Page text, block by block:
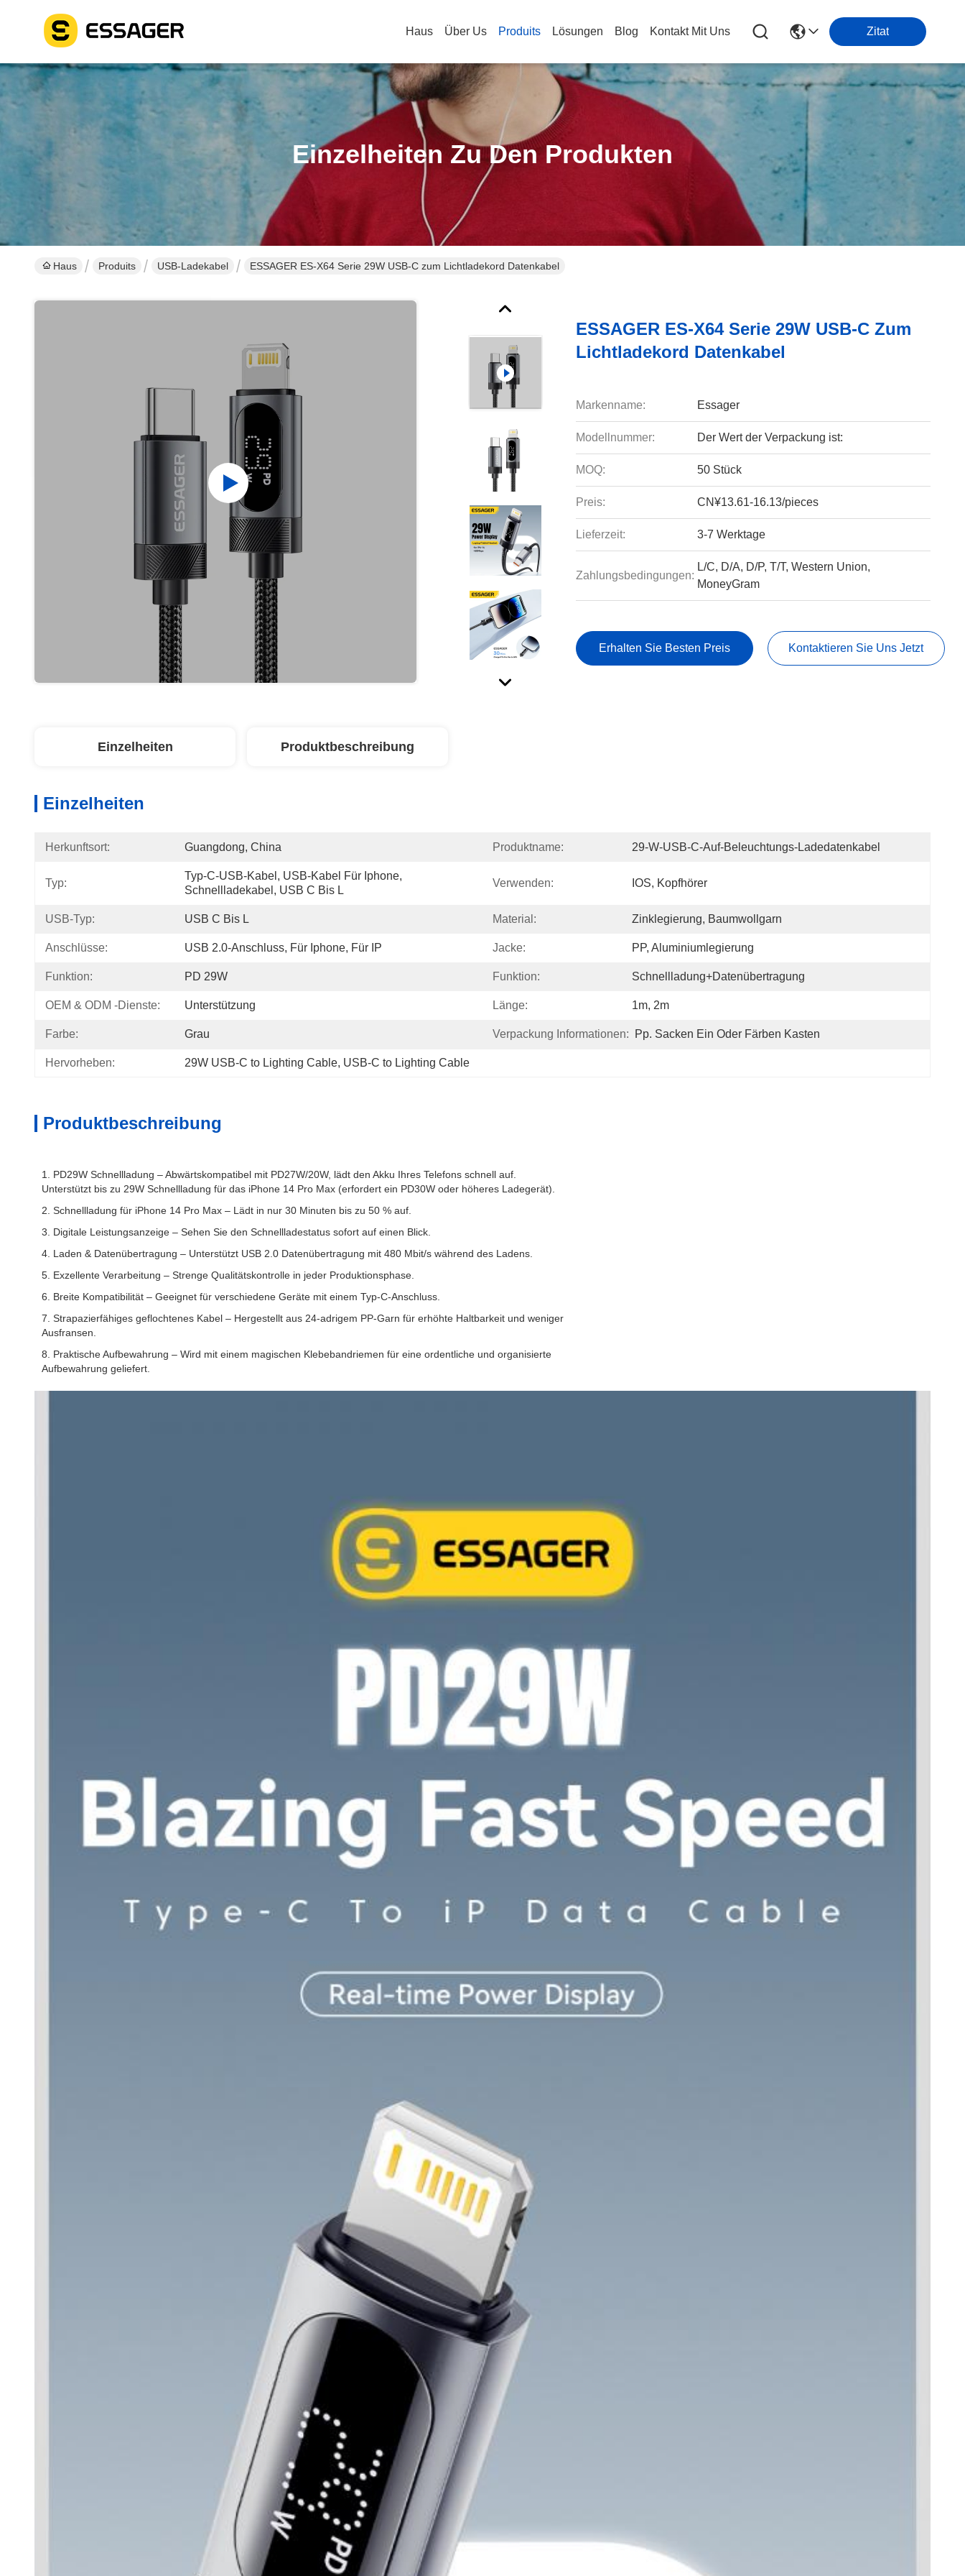
Haus Über Us Produits Lösungen Blog Kontakt Mit Uns Zitat
Einzelheiten Zu Den Produkten
Haus Produits USB-Ladekabel ESSAGER ES-X64 Serie 29W USB-C zum Lichtladekord Datenkabel
ESSAGER ES-X64 Serie 29W USB-C Zum
Lichtladekord Datenkabel
Markenname: Essager
Modellnummer: Der Wert der Verpackung ist:
MOQ: 50 Stück
Preis: CN¥13.61-16.13/pieces
Lieferzeit: 3-7 Werktage
Zahlungsbedingungen:
L/C, D/A, D/P, T/T, Western Union,
MoneyGram
Erhalten Sie Besten Preis Kontaktieren Sie Uns Jetzt
Einzelheiten Produktbeschreibung
Einzelheiten
Herkunftsort: Guangdong, China Produktname: 29-W-USB-C-Auf-Beleuchtungs-Ladedatenkabel
Typ:
Typ-C-USB-Kabel, USB-Kabel Für Iphone,
Schnellladekabel, USB C Bis L
Verwenden: IOS, Kopfhörer
USB-Typ: USB C Bis L Material: Zinklegierung, Baumwollgarn
Anschlüsse: USB 2.0-Anschluss, Für Iphone, Für IP Jacke: PP, Aluminiumlegierung
Funktion: PD 29W Funktion: Schnellladung+Datenübertragung
OEM & ODM -Dienste: Unterstützung Länge: 1m, 2m
Farbe: Grau Verpackung Informationen: Pp. Sacken Ein Oder Färben Kasten
Hervorheben: 29W USB-C to Lighting Cable, USB-C to Lighting Cable
Produktbeschreibung
1. PD29W Schnellladung – Abwärtskompatibel mit PD27W/20W, lädt den Akku Ihres Telefons schnell auf.
Unterstützt bis zu 29W Schnellladung für das iPhone 14 Pro Max (erfordert ein PD30W oder höheres Ladegerät).
2. Schnellladung für iPhone 14 Pro Max – Lädt in nur 30 Minuten bis zu 50 % auf.
3. Digitale Leistungsanzeige – Sehen Sie den Schnellladestatus sofort auf einen Blick.
4. Laden & Datenübertragung – Unterstützt USB 2.0 Datenübertragung mit 480 Mbit/s während des Ladens.
5. Exzellente Verarbeitung – Strenge Qualitätskontrolle in jeder Produktionsphase.
6. Breite Kompatibilität – Geeignet für verschiedene Geräte mit einem Typ-C-Anschluss.
7. Strapazierfähiges geflochtenes Kabel – Hergestellt aus 24-adrigem PP-Garn für erhöhte Haltbarkeit und weniger
Ausfransen.
8. Praktische Aufbewahrung – Wird mit einem magischen Klebebandriemen für eine ordentliche und organisierte
Aufbewahrung geliefert.